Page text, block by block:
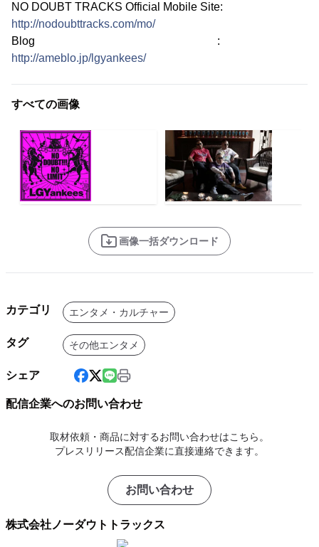
NO DOUBT TRACKS Official Mobile Site:
http://nodoubttracks.com/mo/
Blog :
http://ameblo.jp/lgyankees/
すべての画像
画像一括ダウンロード
カテゴリ エンタメ・カルチャー
タグ その他エンタメ
シェア
配信企業へのお問い合わせ
取材依頼・商品に対するお問い合わせはこちら。
プレスリリース配信企業に直接連絡できます。
お問い合わせ
株式会社ノーダウトトラックス